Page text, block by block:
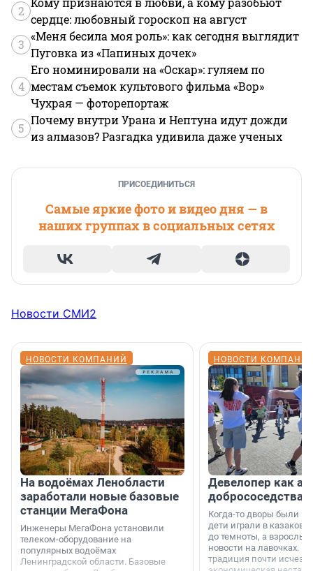
2
сердце: любовный гороскоп на август
3
«Меня бесила моя роль»: как сегодня выглядит
Пуговка из «Папиных дочек»
4
Его номинировали на «Оскар»: гуляем по
местам съемок культового фильма «Вор»
Чухрая — фоторепортаж
5
Почему внутри Урана и Нептуна идут дожди
из алмазов? Разгадка удивила даже ученых
ПРИСОЕДИНИТЬСЯ
Самые яркие фото и видео дня — в
наших группах в социальных сетях
Новости СМИ2
НОВОСТИ КОМПАНИЙ
На водоёмах Ленобласти
заработали новые базовые
станции МегаФона
Инженеры МегаФона установили
телеком-оборудование на
популярных водоёмах
Ленинградской области. Базовые
НОВОСТИ
Девелопер как
добрососедства
Когда-то дворы были
дети играли в казаков-
до темноты, а
новости на лавочках. В
традиция почти